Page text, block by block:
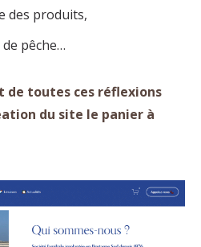
des produits,
pêche…
de toutes ces réflexions
du site le panier à